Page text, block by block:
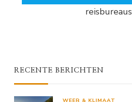
reisbureaus
RECENTE BERICHTEN
WEER & KLIMAAT